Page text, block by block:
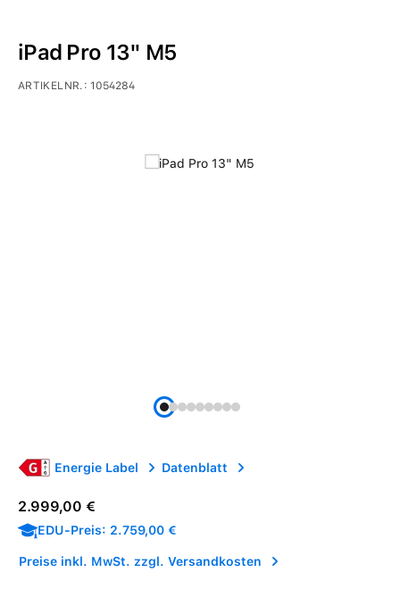
Bildergalerie überspringen
Energie Label Datenblatt
iPad Pro 13" M5
ARTIKELNR.:1054284
Regulärer Preis:
2.999,00 €
EDU-Preis: 2.759,00 €
Preise inkl. MwSt. zzgl. Versandkosten